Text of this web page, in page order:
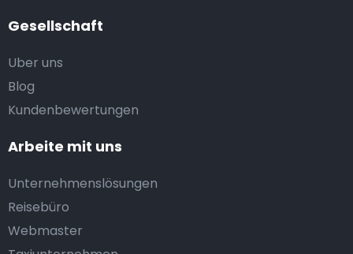
Gesellschaft
Uber uns
Blog
Kundenbewertungen
Arbeite mit uns
Unternehmenslösungen
Reisebüro
Webmaster